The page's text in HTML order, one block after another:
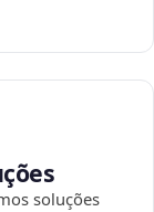
soluções